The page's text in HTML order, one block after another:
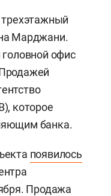
трехэтажный
Марджани.
головной офис
которое
банка.
появилось
Продажа